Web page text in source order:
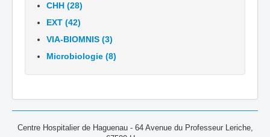
CHH (28)
EXT (42)
VIA-BIOMNIS (3)
Microbiologie (8)
Centre Hospitalier de Haguenau - 64 Avenue du Professeur Leriche,